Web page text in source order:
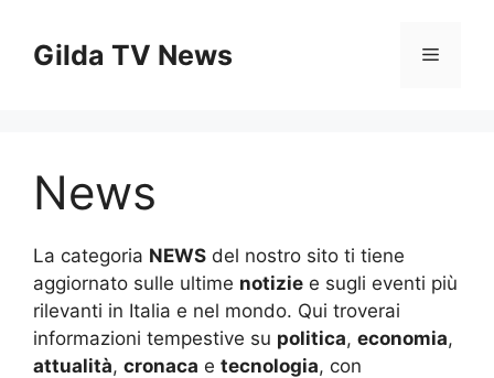
contenuto
Gilda TV News Menu
News
La categoria NEWS del nostro sito ti tiene
aggiornato sulle ultime notizie e sugli eventi più
rilevanti in Italia e nel mondo. Qui troverai
informazioni tempestive su politica, economia,
attualità, cronaca e tecnologia, con